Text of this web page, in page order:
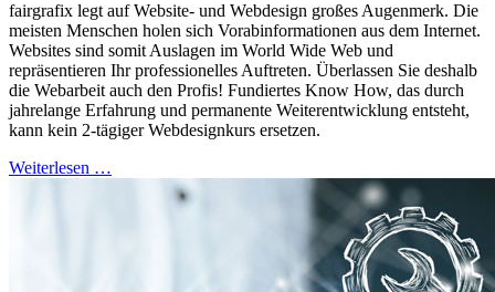
fairgrafix legt auf Website- und Webdesign großes Augenmerk. Die
meisten Menschen holen sich Vorabinformationen aus dem Internet.
Websites sind somit Auslagen im World Wide Web und
repräsentieren Ihr professionelles Auftreten. Überlassen Sie deshalb
die Webarbeit auch den Profis! Fundiertes Know How, das durch
jahrelange Erfahrung und permanente Weiterentwicklung entsteht,
kann kein 2-tägiger Webdesignkurs ersetzen.
Weiterlesen …